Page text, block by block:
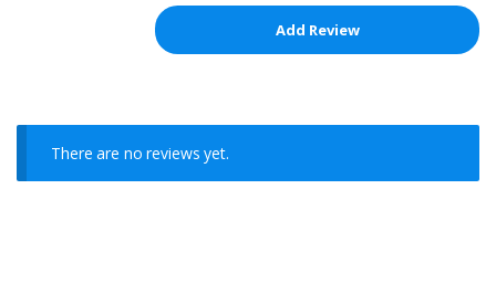
There are no reviews yet.